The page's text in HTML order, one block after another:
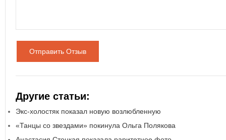
Отправить Отзыв
Другие статьи:
Экс-холостяк показал новую возлюбленную
«Танцы со звездами» покинула Ольга Полякова